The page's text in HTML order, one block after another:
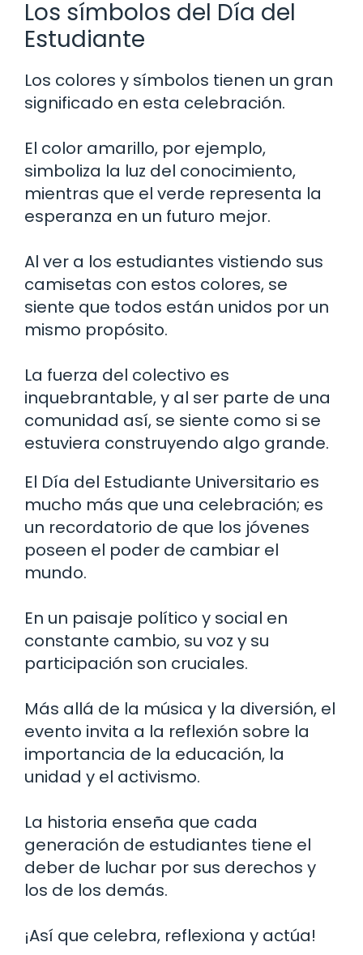
Los símbolos del Día del
Estudiante
Los colores y símbolos tienen un gran
significado en esta celebración.
El color amarillo, por ejemplo,
simboliza la luz del conocimiento,
mientras que el verde representa la
esperanza en un futuro mejor.
Al ver a los estudiantes vistiendo sus
camisetas con estos colores, se
siente que todos están unidos por un
mismo propósito.
La fuerza del colectivo es
inquebrantable, y al ser parte de una
comunidad así, se siente como si se
estuviera construyendo algo grande.
El Día del Estudiante Universitario es
mucho más que una celebración; es
un recordatorio de que los jóvenes
poseen el poder de cambiar el
mundo.
En un paisaje político y social en
constante cambio, su voz y su
participación son cruciales.
Más allá de la música y la diversión, el
evento invita a la reflexión sobre la
importancia de la educación, la
unidad y el activismo.
La historia enseña que cada
generación de estudiantes tiene el
deber de luchar por sus derechos y
los de los demás.
¡Así que celebra, reflexiona y actúa!